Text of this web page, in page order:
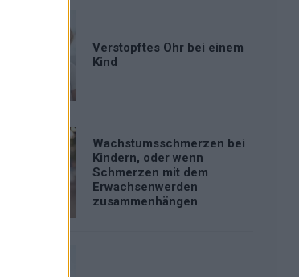
Verstopftes Ohr bei einem
Kind
Wachstumsschmerzen bei
Kindern, oder wenn
Schmerzen mit dem
Erwachsenwerden
zusammenhängen